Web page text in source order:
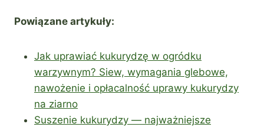
Powiązane artykuły:
Jak uprawiać kukurydzę w ogródku
warzywnym? Siew, wymagania glebowe,
nawożenie i opłacalność uprawy kukurydzy
na ziarno
Suszenie kukurydzy — najważniejsze